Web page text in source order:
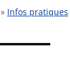
» Infos pratiques